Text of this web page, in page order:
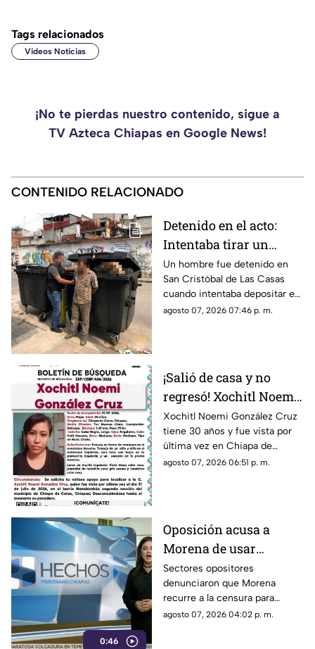
Tags relacionados
Videos Noticias
¡No te pierdas nuestro contenido, sigue a
TV Azteca Chiapas en Google News!
CONTENIDO RELACIONADO
Detenido en el acto:
Intentaba tirar un
becerro muerto en un
contenedor de basura
en SCLC
Un hombre fue detenido en
San Cristóbal de Las Casas
cuando intentaba depositar en
un contenedor un costal que
agosto 07, 2026 07:46 p. m.
¡Salió de casa y no
regresó! Xochitl Noemi
desapareció en Chiapa
de Corzo
Xochitl Noemi González Cruz
tiene 30 años y fue vista por
última vez en Chiapa de
Corzo, Chiapas.
agosto 07, 2026 06:51 p. m.
0:46
Oposición acusa a
Morena de usar
censura para ocultar
seńalamientos de
narcopolítica
Sectores opositores
denunciaron que Morena
recurre a la censura para
imponer su versión oficial y
agosto 07, 2026 04:02 p. m.